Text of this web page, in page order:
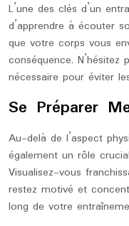
L’une des clés d’un
d’apprendre à écouter
que votre corps vous
conséquence.
nécessaire pour éviter
Se Préparer
Au-delà de l’aspect
également un rôle
Visualisez-vous
restez motivé et
long de votre